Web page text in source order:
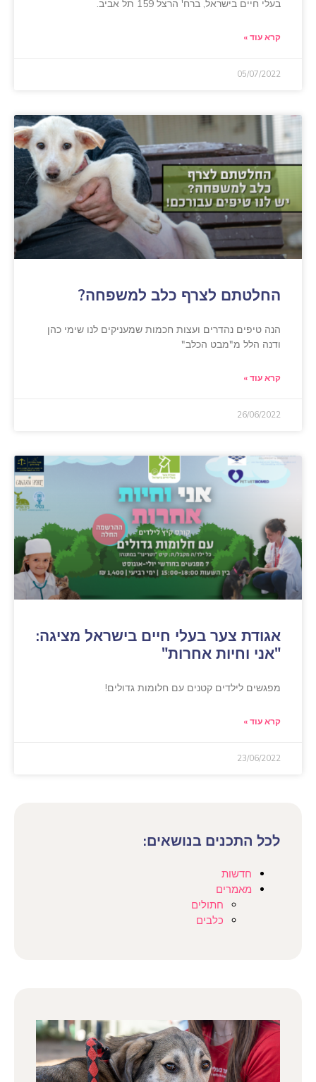
בעלי חיים בישראל, ברח' הרצל 159 תל אביב.
קרא עוד »
05/07/2022
החלטתם לצרף כלב למשפחה?
הנה טיפים נהדרים ועצות חכמות שמעניקים לנו שימי כהן
ודנה הלל מ"מבט הכלב"
קרא עוד »
26/06/2022
אגודת צער בעלי חיים בישראל מציגה:
"אני וחיות אחרות"
מפגשים לילדים קטנים עם חלומות גדולים!
קרא עוד »
23/06/2022
לכל התכנים בנושאים:
חדשות
מאמרים
חתולים
כלבים